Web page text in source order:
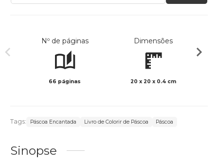
Nº de páginas
66 páginas
Dimensões
20 x 20 x 0.4 cm
Tags: Páscoa Encantada Livro de Colorir de Páscoa Páscoa
Sinopse